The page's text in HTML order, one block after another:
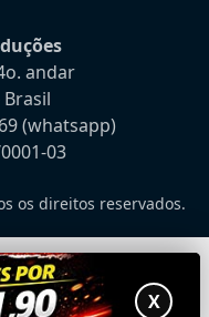
andar
Brasil
(whatsapp)
03
os direitos reservados.
X